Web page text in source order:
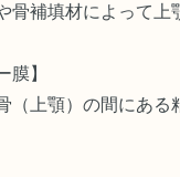
骨補填材によって上
膜】
（上顎）の間にある